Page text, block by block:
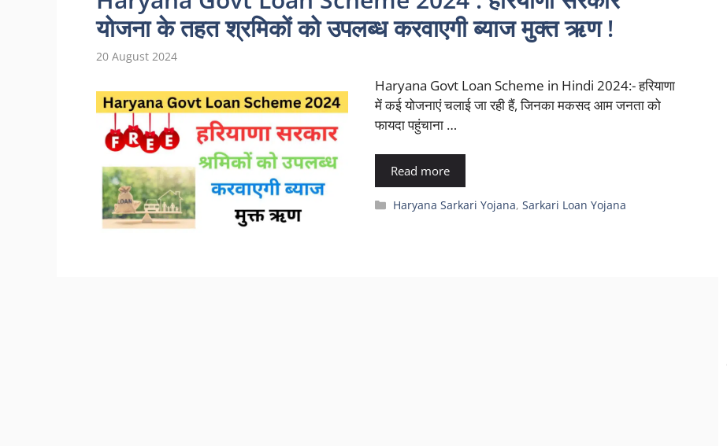
योजना के तहत श्रमिकों को उपलब्ध करवाएगी ब्याज मुक्त ऋण !
20 August 2024
Haryana Govt Loan Scheme in Hindi 2024:- हरियाणा
में कई योजनाएं चलाई जा रही हैं, जिनका मकसद आम जनता को
फायदा पहुंचाना …
Read more
Categories
Haryana Sarkari Yojana,Sarkari Loan Yojana